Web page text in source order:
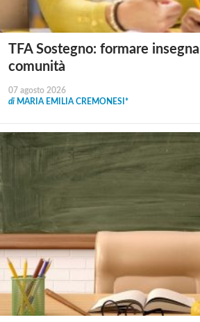
TFA Sostegno: formare
comunità
07 agosto 2026
di MARIA EMILIA CREMONESI*